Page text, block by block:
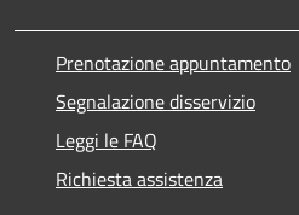
Prenotazione appuntamento
Segnalazione disservizio
Leggi le FAQ
Richiesta assistenza